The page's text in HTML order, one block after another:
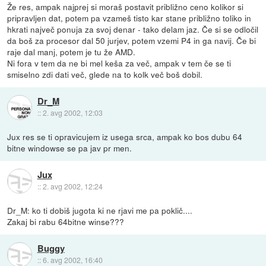
Že res, ampak najprej si moraš postavit približno ceno kolikor si
pripravljen dat, potem pa vzameš tisto kar stane približno toliko in
hkrati največ ponuja za svoj denar - tako delam jaz. Če si se odločil
da boš za procesor dal 50 jurjev, potem vzemi P4 in ga navij. Če bi
raje dal manj, potem je tu že AMD.
Ni fora v tem da ne bi mel keša za več, ampak v tem če se ti
smiselno zdi dati več, glede na to kolk več boš dobil.
Dr_M
::2. avg 2002, 12:03
Jux res se ti opravicujem iz usega srca, ampak ko bos dubu 64
bitne windowse se pa jav pr men.
Jux
::2. avg 2002, 12:24
Dr_M: ko ti dobiš jugota ki ne rjavi me pa poklič....
Zakaj bi rabu 64bitne winse???
Buggy
::6. avg 2002, 16:40